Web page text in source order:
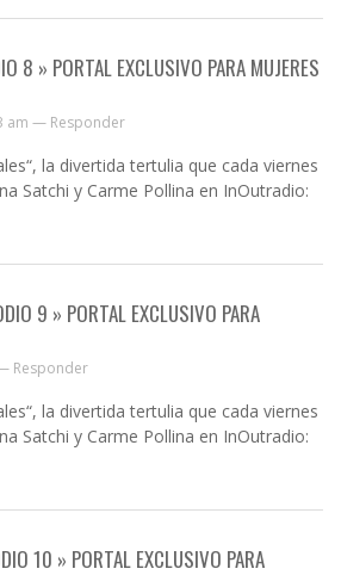
8 » PORTAL EXCLUSIVO PARA MUJERES
am — Responder
la divertida tertulia que cada viernes
Satchi y Carme Pollina en InOutradio:
9 » PORTAL EXCLUSIVO PARA
Responder
la divertida tertulia que cada viernes
Satchi y Carme Pollina en InOutradio:
10 » PORTAL EXCLUSIVO PARA